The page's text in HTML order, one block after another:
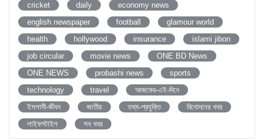
cricket
daily
economy news
english newspaper
football
glamour world
health
hollywood insurance
islami jibon
job circular
movie news
ONE BD News
ONE NEWS
probashi news
sports
technology
travel
আজকের-এই-দিনে
ইসলামী-জীবন
জাতীয় তথ্য-প্রযুক্তি
বিনোদনের খবর
লাইফস্টাইল
সব খবর